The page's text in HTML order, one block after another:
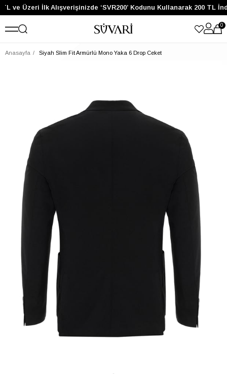
ve Üzeri İlk Alışverişinizde ‘SVR200’ Kodunu Kullanarak 200 TL
0
Anasayfa Siyah Slim Fit Armürlü Mono Yaka 6 Drop Ceket